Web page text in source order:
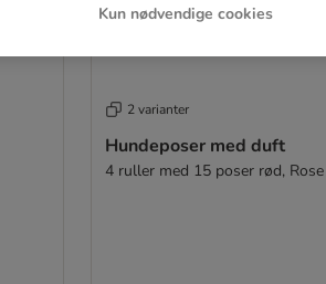
2 varianter
Hundeposer med duft
4 ruller med 15 poser rød, Rose
Kun nødvendige cookies